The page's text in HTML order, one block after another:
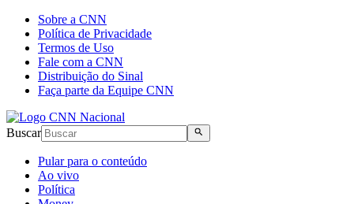
Sobre a CNN
Política de Privacidade
Termos de Uso
Fale com a CNN
Distribuição do Sinal
Faça parte da Equipe CNN
Buscar
Pular para o conteúdo
Ao vivo
Política